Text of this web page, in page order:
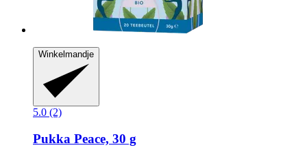
Winkelmandje
5.0 (2)
Pukka Peace, 30 g